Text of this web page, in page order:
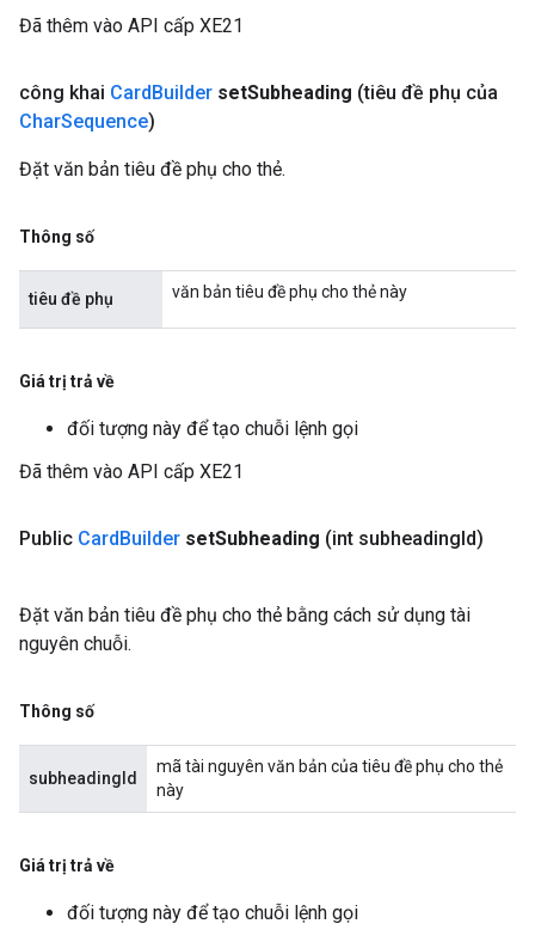
Đã thêm vào API cấp XE21
công khai CardBuilder setSubheading (tiêu đề phụ của
CharSequence)
Đặt văn bản tiêu đề phụ cho thẻ.
Thông số
tiêu đề phụ văn bản tiêu đề phụ cho thẻ này
Giá trị trả về
đối tượng này để tạo chuỗi lệnh gọi
Đã thêm vào API cấp XE21
Public CardBuilder setSubheading (int subheadingId)
Đặt văn bản tiêu đề phụ cho thẻ bằng cách sử dụng tài
nguyên chuỗi.
Thông số
subheadingId
mã tài nguyên văn bản của tiêu đề phụ cho thẻ
này
Giá trị trả về
đối tượng này để tạo chuỗi lệnh gọi